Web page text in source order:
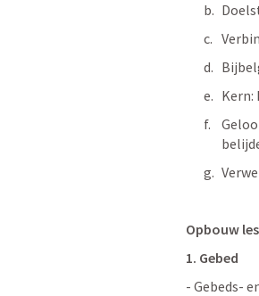
Kern:
Opbouw les
1. Gebed
- Gebeds-